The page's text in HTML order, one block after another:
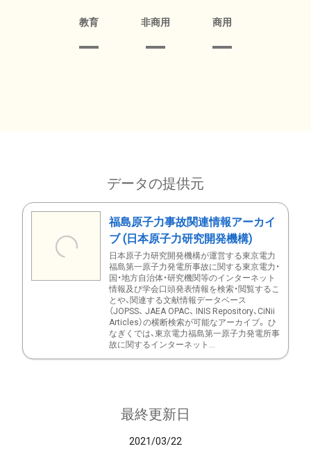
教育 非商用 商用
データの提供元
福島原子力事故関連情報アーカイ
ブ (日本原子力研究開発機構)
日本原子力研究開発機構が運営する東京電力
福島第一原子力発電所事故に関する東京電力・
国・地方自治体・研究機関等のインターネット
情報及び学会口頭発表情報を検索・閲覧するこ
とや、関連する文献情報データベース
（JOPSS、 JAEA OPAC、 INIS Repository、CiNii
Articles）の横断検索が可能なアーカイブ。 ひ
なぎくでは、東京電力福島第一原子力発電所事
故に関するインターネット...
最終更新日
2021/03/22